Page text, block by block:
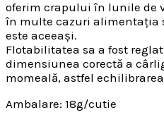
oferim crapului în lunile de
în multe cazuri alimentația
este aceeași.
Flotabilitatea sa a fost
dimensiunea corectă a
momeală, astfel
Ambalare: 18g/cutie